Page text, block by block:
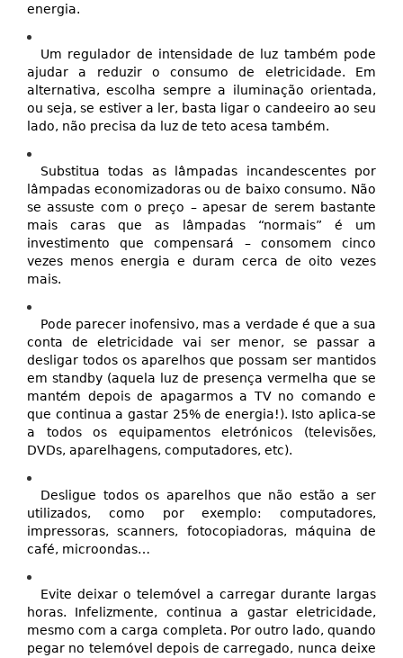
energia.
Um regulador de intensidade de luz também pode
ajudar a reduzir o consumo de eletricidade. Em
alternativa, escolha sempre a iluminação orientada,
ou seja, se estiver a ler, basta ligar o candeeiro ao seu
lado, não precisa da luz de teto acesa também.
Substitua todas as lâmpadas incandescentes por
lâmpadas economizadoras ou de baixo consumo. Não
se assuste com o preço – apesar de serem bastante
mais caras que as lâmpadas “normais” é um
investimento que compensará – consomem cinco
vezes menos energia e duram cerca de oito vezes
mais.
Pode parecer inofensivo, mas a verdade é que a sua
conta de eletricidade vai ser menor, se passar a
desligar todos os aparelhos que possam ser mantidos
em standby (aquela luz de presença vermelha que se
mantém depois de apagarmos a TV no comando e
que continua a gastar 25% de energia!). Isto aplica-se
a todos os equipamentos eletrónicos (televisões,
DVDs, aparelhagens, computadores, etc).
Desligue todos os aparelhos que não estão a ser
utilizados, como por exemplo: computadores,
impressoras, scanners, fotocopiadoras, máquina de
café, microondas…
Evite deixar o telemóvel a carregar durante largas
horas. Infelizmente, continua a gastar eletricidade,
mesmo com a carga completa. Por outro lado, quando
pegar no telemóvel depois de carregado, nunca deixe